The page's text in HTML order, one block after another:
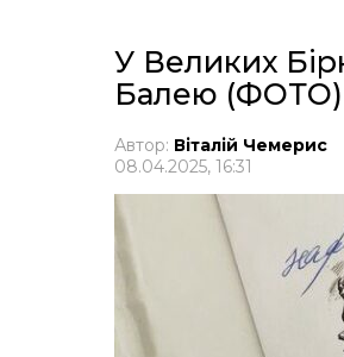
У Великих
Балею (ФОТО)
Автор: Віталій Чемерис
08.04.2025, 16:31